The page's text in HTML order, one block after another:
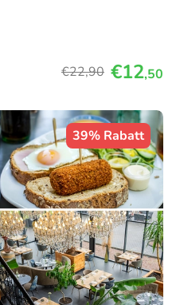
€22,90 €12,50
39% Rabatt